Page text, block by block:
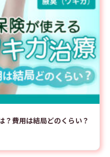
？費用は結局どのくらい？